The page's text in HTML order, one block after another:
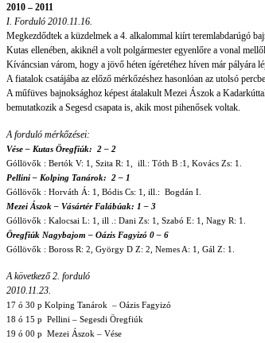
2010 – 2011
I. Forduló 2010.11.16.
Megkezdődtek a küzdelmek a 4. alkalommal kiírt teremlabdarúgó
Kutas ellenében, akiknél a volt polgármester egyenlőre a vonal
Kíváncsian várom, hogy a jövő héten ígéretéhez híven már pályára
A fiatalok csatájába az előző mérkőzéshez hasonlóan az utolsó
A műfüves bajnoksághoz képest átalakult Mezei Ászok a
bemutatkozik a Segesd csapata is, akik most pihenősek voltak.
A forduló mérkőzései:
Vése – Kutas Öregfiúk: 2 – 2
Góllövők : Bertók V: 1, Szita R: 1, ill.: Tóth B :1, Kovács Zs: 1.
Pellini – Kolping Tanárok: 2 – 1
Góllövők : Horváth Á: 1, Bódis Cs: 1, ill.: Bogdán I.
Mezei Ászok – Vásártér Falábúak: 1 – 3
Góllövők : Kalocsai L: 1, ill .: Dani Zs: 1, Szabó E: 1, Nagy R: 1.
Öregfiúk Nagybajom – Oázis Fagyizó 0 – 6
Góllövők : Boross R: 2, György D Z: 2, Nemes A: 1, Gál Z: 1.
A következő 2. forduló
2010.11.23.
17 ó 30 p Kolping Tanárok – Oázis Fagyizó
18 ó 15 p Pellini – Segesdi Öregfiúk
19 ó 00 p Mezei Ászok – Vése